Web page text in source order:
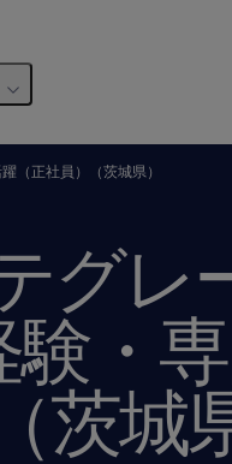
（正社員）（茨城県）
グレ
・
城